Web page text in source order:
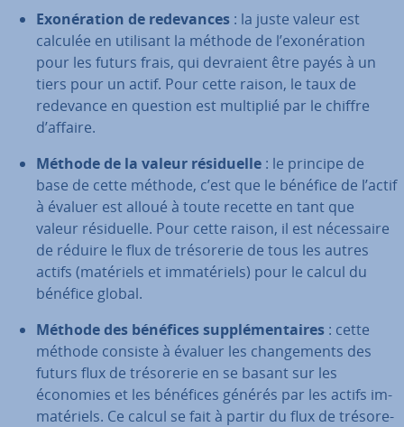
Exo­né­ra­tion de re­de­vances : la juste valeur est
calculée en utilisant la méthode de l’exo­né­ra­tion
pour les futurs frais, qui devraient être payés à un
tiers pour un actif. Pour cette raison, le taux de
redevance en question est multiplié par le chiffre
d’affaire.
Méthode de la valeur ré­si­duelle : le principe de
base de cette méthode, c’est que le bénéfice de l’actif
à évaluer est alloué à toute recette en tant que
valeur ré­si­duelle. Pour cette raison, il est né­ces­saire
de réduire le flux de tré­so­re­rie de tous les autres
actifs (matériels et im­ma­té­riels) pour le calcul du
bénéfice global.
Méthode des bénéfices sup­plé­men­taires : cette
méthode consiste à évaluer les chan­ge­ments des
futurs flux de tré­so­re­rie en se basant sur les
économies et les bénéfices générés par les actifs im­
ma­té­riels. Ce calcul se fait à partir du flux de tré­so­re­